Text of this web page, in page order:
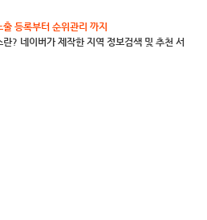
등록부터 순위관리 까지
? 네이버가 제작한 지역 정보검색 및 추천 서